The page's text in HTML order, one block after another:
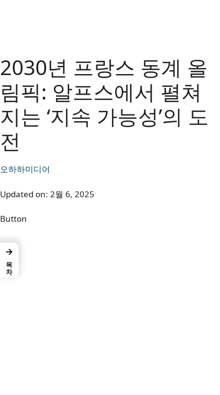
2030년 프랑스 동계 올
림픽: 알프스에서 펼쳐
지는 ‘지속 가능성’의 도
전
오하하미디어
Updated on: 2월 6, 2025
Button
→
목차